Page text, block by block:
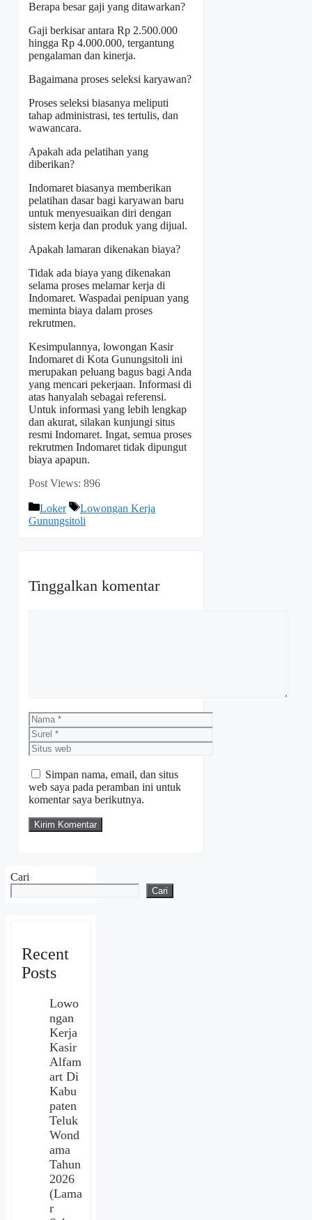
Berapa besar gaji yang ditawarkan?
Gaji berkisar antara Rp 2.500.000
hingga Rp 4.000.000, tergantung
pengalaman dan kinerja.
Bagaimana proses seleksi karyawan?
Proses seleksi biasanya meliputi
tahap administrasi, tes tertulis, dan
wawancara.
Apakah ada pelatihan yang
diberikan?
Indomaret biasanya memberikan
pelatihan dasar bagi karyawan baru
untuk menyesuaikan diri dengan
sistem kerja dan produk yang dijual.
Apakah lamaran dikenakan biaya?
Tidak ada biaya yang dikenakan
selama proses melamar kerja di
Indomaret. Waspadai penipuan yang
meminta biaya dalam proses
rekrutmen.
Kesimpulannya, lowongan Kasir
Indomaret di Kota Gunungsitoli ini
merupakan peluang bagus bagi Anda
yang mencari pekerjaan. Informasi di
atas hanyalah sebagai referensi.
Untuk informasi yang lebih lengkap
dan akurat, silakan kunjungi situs
resmi Indomaret. Ingat, semua proses
rekrutmen Indomaret tidak dipungut
biaya apapun.
Post Views: 896
Kategori
Loker Tag
Lowongan Kerja
Gunungsitoli
Tinggalkan komentar
Nama
Surel
Situs
web
Simpan nama, email, dan situs
web saya pada peramban ini untuk
komentar saya berikutnya.
Cari
Cari
Recent
Posts
Lowo
ngan
Kerja
Kasir
Alfam
art Di
Kabu
paten
Teluk
Wond
ama
Tahun
2026
(Lama
r